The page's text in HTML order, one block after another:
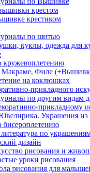
крестом
крестиком
по шитью
куклы, одежда для
Филе
на коклюшках
прикладного
по другим видам
прикладному
Украшения из
по
дизайн
рисования и
уроки рисования
рисования для